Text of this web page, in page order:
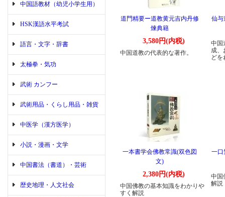
中国語教材（幼児小学生用）
HSK漢語水平考試
語言・文字・辞書
太極拳・気功
武術 カンフー
武術用品・くらし用品・雑貨
中医学（漢方医学）
小説・漫画・文学
中国書法（書道）・芸術
歴史地理・人文社会
道門精要ー道教黄元吉内丹修
煉典籍
3,580円(内税)
中国道教の代表的な著作。
仙与
中国
成、
どを
一本書学会佛教常識(双色図
文)
2,380円(内税)
中国佛教の基本知識をわかりや
すく解説
一口
中国
解説